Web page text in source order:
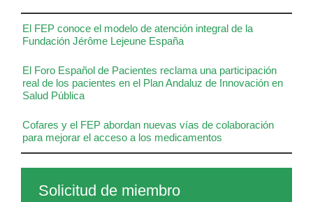
El FEP conoce el modelo de atención integral de la
Fundación Jérôme Lejeune España
El Foro Español de Pacientes reclama una participación
real de los pacientes en el Plan Andaluz de Innovación en
Salud Pública
Cofares y el FEP abordan nuevas vías de colaboración
para mejorar el acceso a los medicamentos
Solicitud de miembro